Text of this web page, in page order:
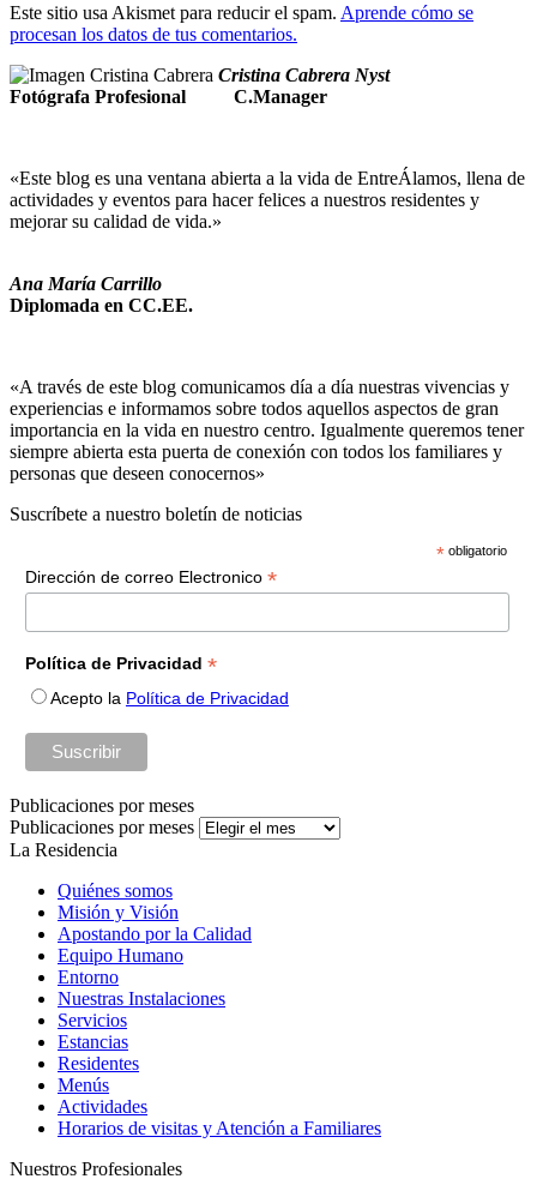
Este sitio usa Akismet para reducir el spam. Aprende cómo se
procesan los datos de tus comentarios.
Cristina Cabrera Nyst
Fotógrafa Profesional
C.Manager
«Este blog es una ventana abierta a la vida de EntreÁlamos, llena de
actividades y eventos para hacer felices a nuestros residentes y
mejorar su calidad de vida.»
Ana María Carrillo
Diplomada en CC.EE.
«A través de este blog comunicamos día a día nuestras vivencias y
experiencias e informamos sobre todos aquellos aspectos de gran
importancia en la vida en nuestro centro. Igualmente queremos tener
siempre abierta esta puerta de conexión con todos los familiares y
personas que deseen conocernos»
Suscríbete a nuestro boletín de noticias
* obligatorio
Dirección de correo Electronico *
Política de Privacidad *
Acepto la Política de Privacidad
Publicaciones por meses
Publicaciones por meses
La Residencia
Quiénes somos
Misión y Visión
Apostando por la Calidad
Equipo Humano
Entorno
Nuestras Instalaciones
Servicios
Estancias
Residentes
Menús
Actividades
Horarios de visitas y Atención a Familiares
Nuestros Profesionales